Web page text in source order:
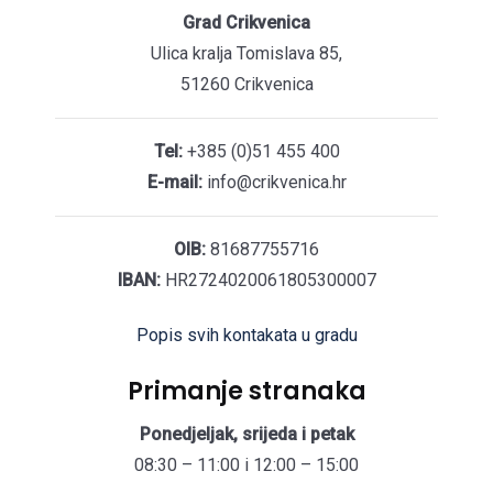
Grad Crikvenica
Ulica kralja Tomislava 85,
51260 Crikvenica
Tel:+385 (0)51 455 400
E-mail:info@crikvenica.hr
OIB: 81687755716
IBAN:HR2724020061805300007
Popis svih kontakata u gradu
Primanje stranaka
Ponedjeljak, srijeda i petak
08:30 – 11:00 i 12:00 – 15:00